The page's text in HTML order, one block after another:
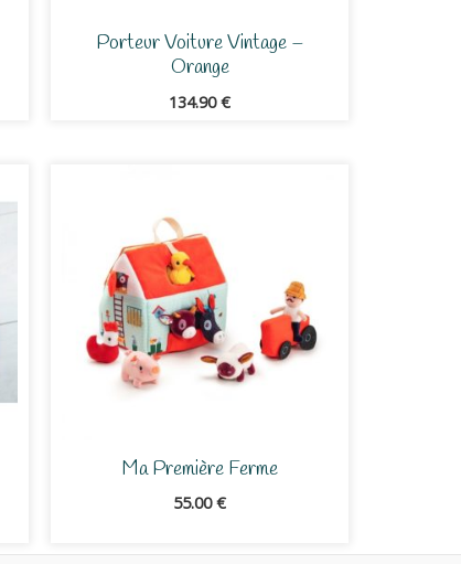
Porteur Voiture Vintage –
Orange
134.90€
Ma Première Ferme
55.00€